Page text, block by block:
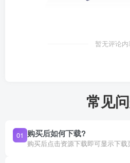
暂无评论内
常见
01 购买后如何下载?
购买后点击资源下载即可显示下载